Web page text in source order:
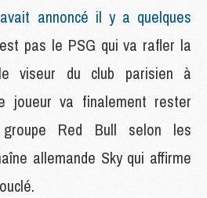
annoncé il y a quelques
pas le PSG qui va rafler la
viseur du club parisien à
joueur va finalement rester
Red Bull selon les
allemande Sky qui affirme